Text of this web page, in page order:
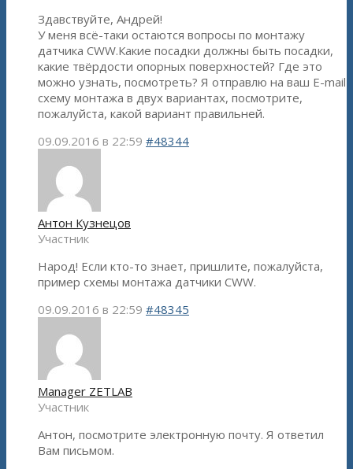
Здавствуйте, Андрей!
У меня всё-таки остаются вопросы по монтажу
датчика СWW.Какие посадки должны быть посадки,
какие твёрдости опорных поверхностей? Где это
можно узнать, посмотреть? Я отправлю на ваш E-mail
схему монтажа в двух вариантах, посмотрите,
пожалуйста, какой вариант правильней.
09.09.2016 в 22:59 #48344
Антон Кузнецов
Участник
Народ! Если кто-то знает, пришлите, пожалуйста,
пример схемы монтажа датчики CWW.
09.09.2016 в 22:59 #48345
Manager ZETLAB
Участник
Антон, посмотрите электронную почту. Я ответил
Вам письмом.